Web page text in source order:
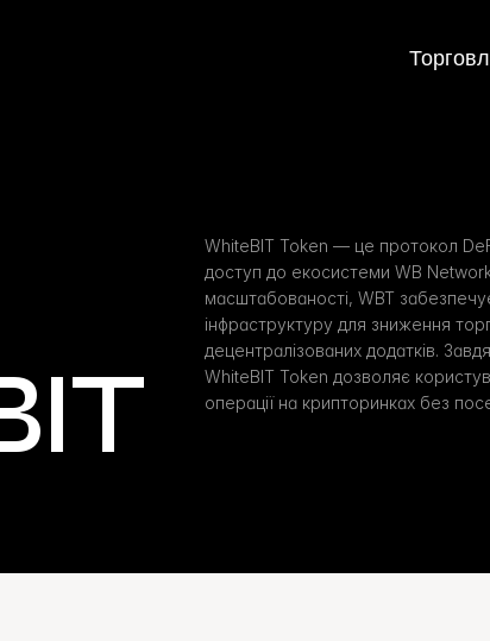
WhiteBIT Token — це протокол
доступ до екосистеми WB
масштабованості, WBT
інфраструктуру для зниження
децентралізованих додатків.
WhiteBIT Token дозволяє
операції на крипторинках без